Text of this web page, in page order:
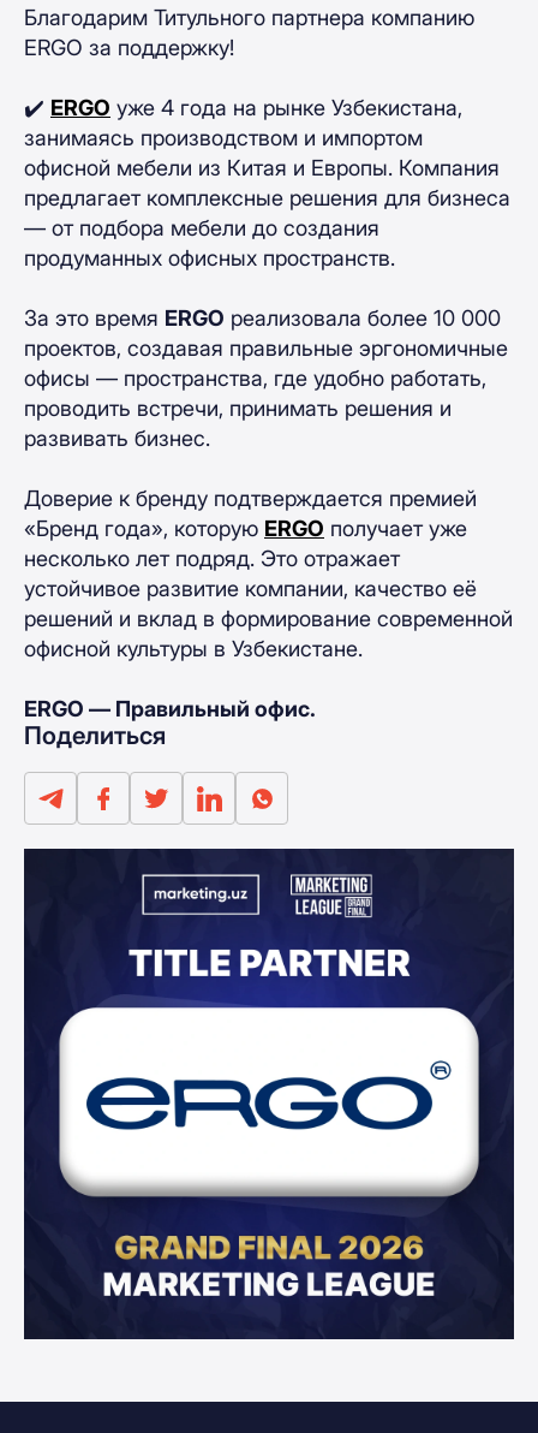
Благодарим Титульного партнера компанию
ERGO за поддержку!
✔️ ERGO уже 4 года на рынке Узбекистана,
занимаясь производством и импортом
офисной мебели из Китая и Европы. Компания
предлагает комплексные решения для бизнеса
— от подбора мебели до создания
продуманных офисных пространств.
За это время ERGO реализовала более 10 000
проектов, создавая правильные эргономичные
офисы — пространства, где удобно работать,
проводить встречи, принимать решения и
развивать бизнес.
Доверие к бренду подтверждается премией
«Бренд года», которую ERGO получает уже
несколько лет подряд. Это отражает
устойчивое развитие компании, качество её
решений и вклад в формирование современной
офисной культуры в Узбекистане.
ERGO — Правильный офис.
Поделиться